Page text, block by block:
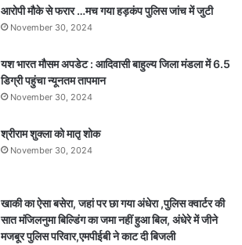
आरोपी मौके से फरार …मच गया हड़कंप पुलिस जांच में जुटी
November 30, 2024
यश भारत मौसम अपडेट : आदिवासी बाहुल्य जिला मंडला में 6.5
डिग्री पहुंचा न्यूनतम तापमान
November 30, 2024
श्रीराम शुक्ला को मातृ शोक
November 30, 2024
खाकी का ऐसा बसेरा, जहां पर छा गया अंधेरा ,पुलिस क्वार्टर की
सात मंजिलनुमा बिल्डिंग का जमा नहीं हुआ बिल, अंधेरे में जीने
मजबूर पुलिस परिवार,एमपीईबी ने काट दी बिजली